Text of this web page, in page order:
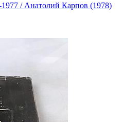
/ Анатолий Карпов (1978)